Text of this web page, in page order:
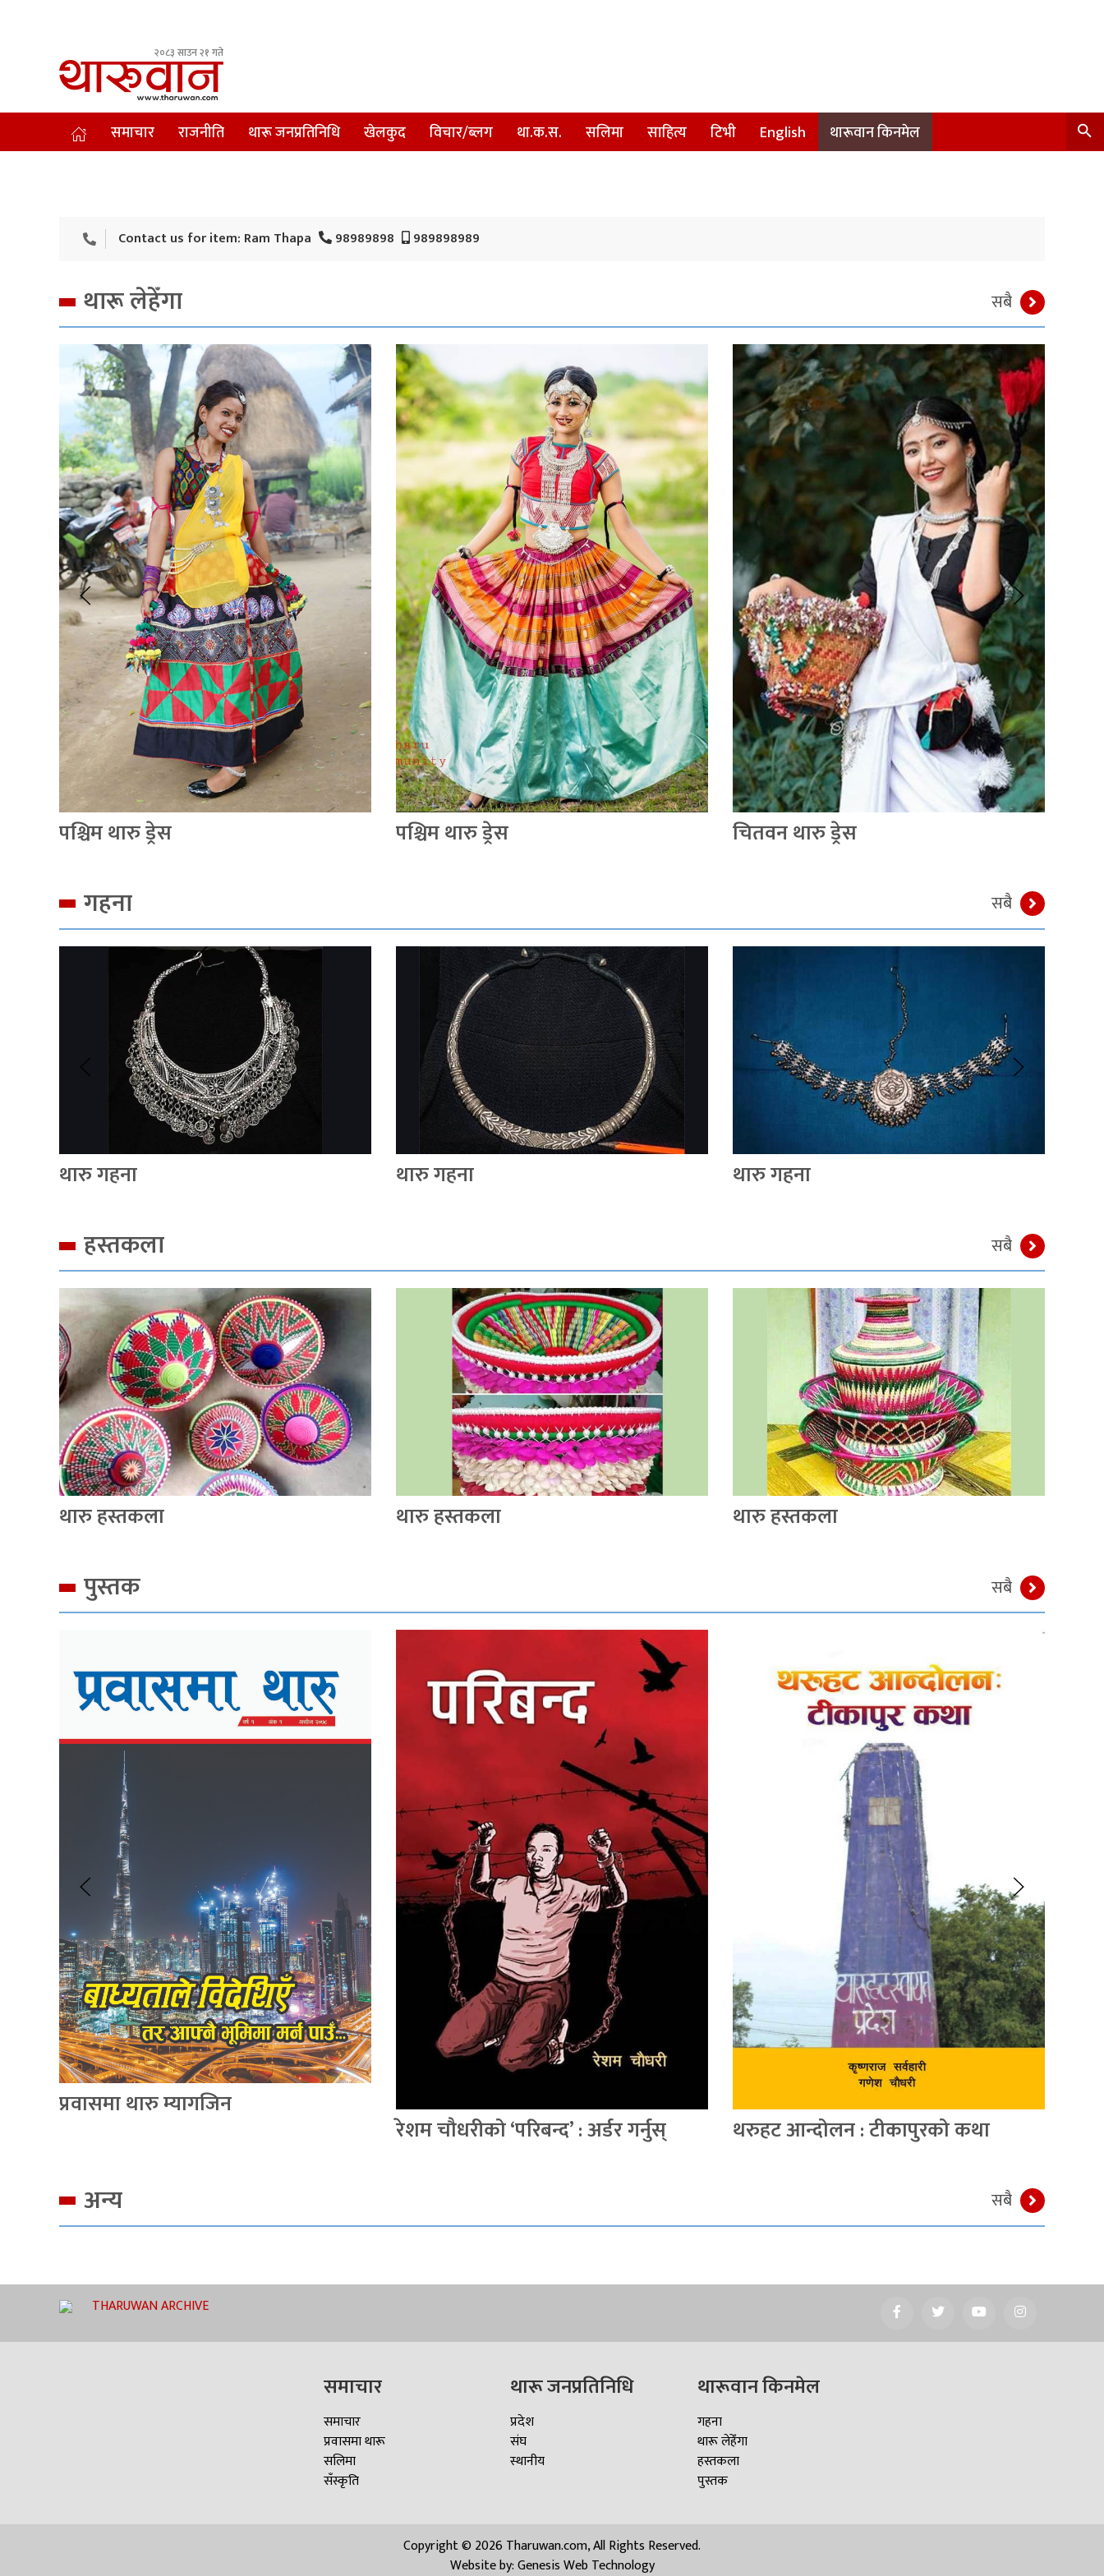
२०८३ साउन २१ गते
Leading Newsportal from Tharu Community Nepal.
समाचार राजनीति थारू जनप्रतिनिधि खेलकुद विचार/ब्लग था.क.स. सलिमा साहित्य टिभी English थारूवान किनमेल
Contact us for item: Ram Thapa 98989898 989898989
थारू लेहेँगा सबै
पश्चिम थारु ड्रेस पश्चिम थारु ड्रेस चितवन थारु ड्रेस
गहना सबै
थारु गहना थारु गहना थारु गहना
हस्तकला सबै
थारु हस्तकला थारु हस्तकला थारु हस्तकला
पुस्तक सबै
प्रवासमा थारु म्यागजिन
रेशम चौधरीको ‘परिबन्द’ : अर्डर गर्नुस् थरुहट आन्दोलन : टीकापुरको कथा
अन्य सबै
THARUWAN ARCHIVE
समाचार
समाचार
प्रवासमा थारू
सलिमा
सँस्कृति
थारू जनप्रतिनिधि
प्रदेश
संघ
स्थानीय
थारूवान किनमेल
गहना
थारू लेहेँगा
हस्तकला
पुस्तक
Copyright © 2026 Tharuwan.com, All Rights Reserved.
Website by:Genesis Web Technology